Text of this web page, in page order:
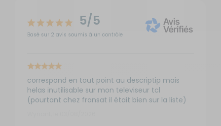
5/5
Basé sur 2 avis soumis à un contrôle
correspond en tout point au descriptip mais
helas inutilisable sur mon televiseur tcl
(pourtant chez fransat il était bien sur la liste)